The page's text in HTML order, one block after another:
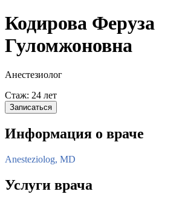
Кодирова Феруза
Гуломжоновна
Анестезиолог
Стаж: 24 лет
Записаться
Информация о враче
Anesteziolog, MD
Услуги врача